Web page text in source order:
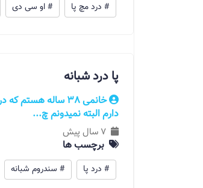
# درد مچ پا # او سی دی
پا درد شبانه
خانمی 38 ساله
دارم البته نمیدونم چ...
7 سال پیش
برچسب ها
# درد پا # سندروم شبانه